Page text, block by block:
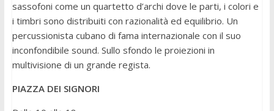
sassofoni come un quartetto d’archi dove le parti, i colori e
i timbri sono distribuiti con razionalità ed equilibrio. Un
percussionista cubano di fama internazionale con il suo
inconfondibile sound. Sullo sfondo le proiezioni in
multivisione di un grande regista.
PIAZZA DEI SIGNORI